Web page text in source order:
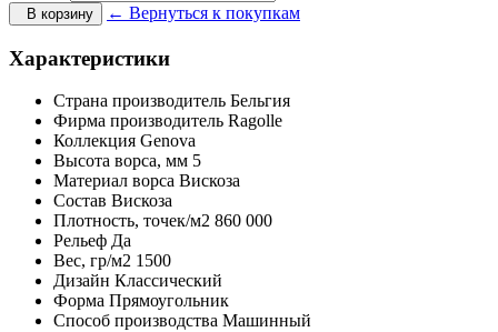
В корзину ← Вернуться к покупкам
Характеристики
Страна производитель Бельгия
Фирма производитель Ragolle
Коллекция Genova
Высота ворса, мм 5
Материал ворса Вискоза
Состав Вискоза
Плотность, точек/м2 860 000
Рельеф Да
Вес, гр/м2 1500
Дизайн Классический
Форма Прямоугольник
Способ производства Машинный